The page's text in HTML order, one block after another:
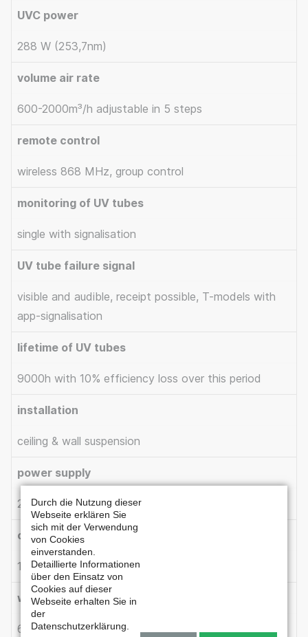
UVC power
288 W (253,7nm)
volume air rate
600-2000m³/h adjustable in 5 steps
remote control
wireless 868 MHz, group control
monitoring of UV tubes
single with signalisation
UV tube failure signal
visible and audible, receipt possible, T-models with
app-signalisation
lifetime of UV tubes
9000h with 10% efficiency loss over this period
installation
ceiling & wall suspension
power supply
230V
consumption of power
1300W
weight
63 kg
Durch die Nutzung dieser
Webseite erklären Sie
sich mit der Verwendung
von Cookies
einverstanden.
Detaillierte Informationen
über den Einsatz von
Cookies auf dieser
Webseite erhalten Sie in
der
Datenschutzerklärung.